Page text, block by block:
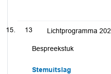
13 Lichtprogramma
Bespreekstuk
Stemuitslag